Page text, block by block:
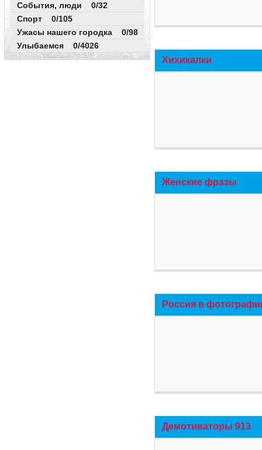
События, люди 0/32
Спорт 0/105
Ужасы нашего городка 0/98
Улыбаемся 0/4026
Хихикалки
Женские фразы
Россия в
Демотиваторы 913